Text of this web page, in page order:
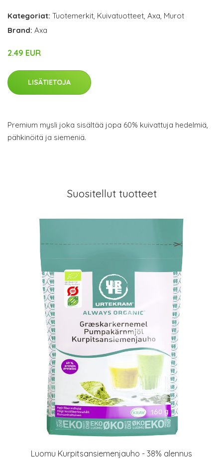
Kategoriat: Tuotemerkit, Kuivatuotteet, Axa, Murot
Brand: Axa
2.49 EUR
LISÄTIETOJA
Premium mysli joka sisältää jopa 60% kuivattuja hedelmiä,
pähkinöitä ja siemeniä.
Suositellut tuotteet
Luomu Kurpitsansiemenjauho - 38% alennus